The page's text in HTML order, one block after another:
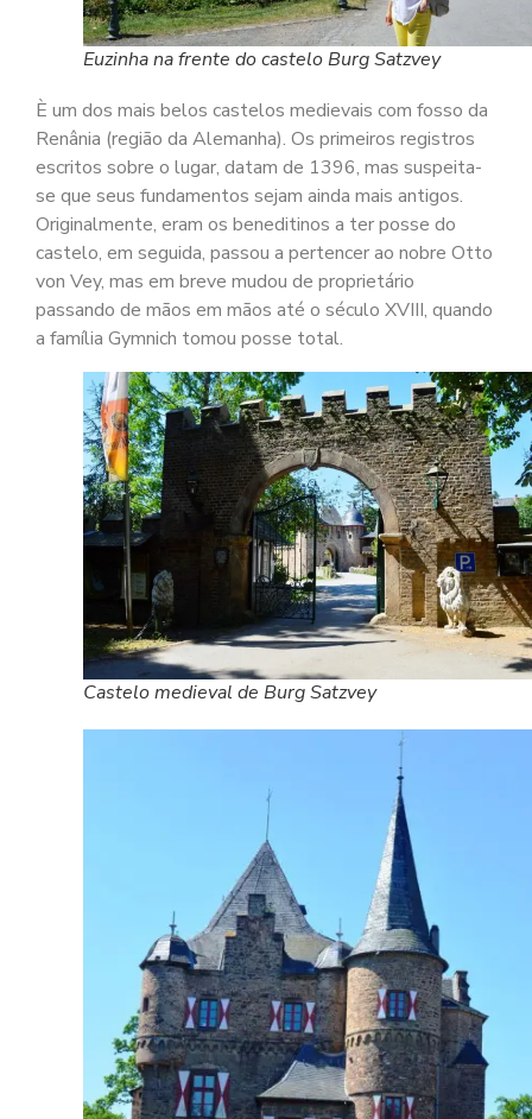
Euzinha na frente do castelo Burg Satzvey
È um dos mais belos castelos medievais com fosso da
Renânia (região da Alemanha). Os primeiros registros
escritos sobre o lugar, datam de 1396, mas suspeita-
se que seus fundamentos sejam ainda mais antigos.
Originalmente, eram os beneditinos a ter posse do
castelo, em seguida, passou a pertencer ao nobre Otto
von Vey, mas em breve mudou de proprietário
passando de mãos em mãos até o século XVIII, quando
a família Gymnich tomou posse total.
Castelo medieval de Burg Satzvey